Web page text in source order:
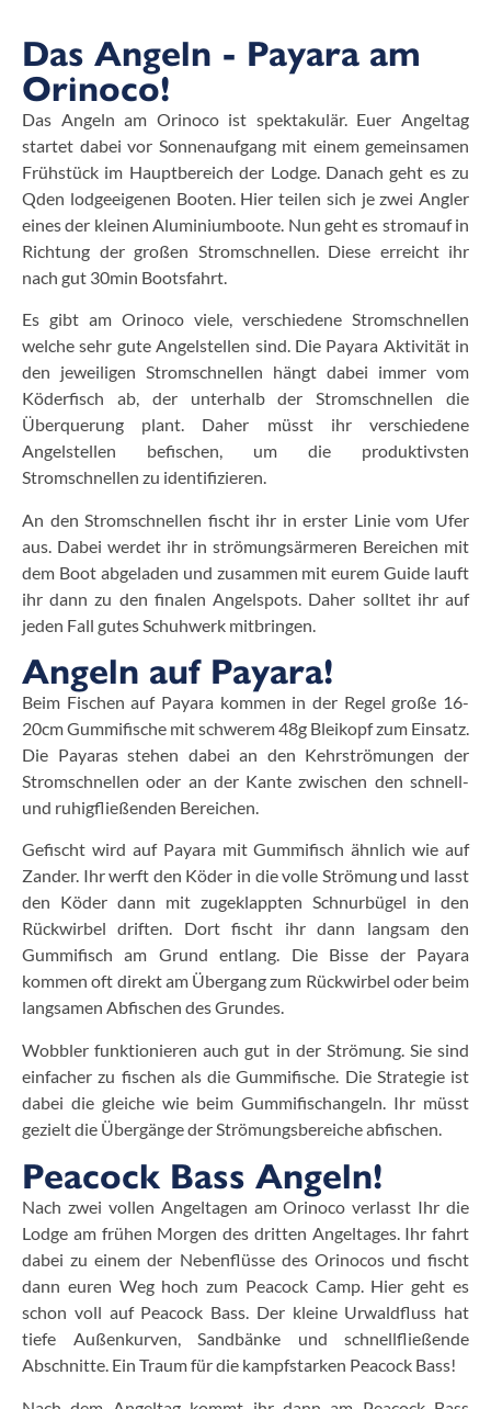
Das Angeln - Payara am
Orinoco!
Das Angeln am Orinoco ist spektakulär. Euer Angeltag
startet dabei vor Sonnenaufgang mit einem gemeinsamen
Frühstück im Hauptbereich der Lodge. Danach geht es zu
Qden lodgeeigenen Booten. Hier teilen sich je zwei Angler
eines der kleinen Aluminiumboote. Nun geht es stromauf in
Richtung der großen Stromschnellen. Diese erreicht ihr
nach gut 30min Bootsfahrt.
Es gibt am Orinoco viele, verschiedene Stromschnellen
welche sehr gute Angelstellen sind. Die Payara Aktivität in
den jeweiligen Stromschnellen hängt dabei immer vom
Köderfisch ab, der unterhalb der Stromschnellen die
Überquerung plant. Daher müsst ihr verschiedene
Angelstellen befischen, um die produktivsten
Stromschnellen zu identifizieren.
An den Stromschnellen fischt ihr in erster Linie vom Ufer
aus. Dabei werdet ihr in strömungsärmeren Bereichen mit
dem Boot abgeladen und zusammen mit eurem Guide lauft
ihr dann zu den finalen Angelspots. Daher solltet ihr auf
jeden Fall gutes Schuhwerk mitbringen.
Angeln auf Payara!
Beim Fischen auf Payara kommen in der Regel große 16-
20cm Gummifische mit schwerem 48g Bleikopf zum Einsatz.
Die Payaras stehen dabei an den Kehrströmungen der
Stromschnellen oder an der Kante zwischen den schnell-
und ruhigfließenden Bereichen.
Gefischt wird auf Payara mit Gummifisch ähnlich wie auf
Zander. Ihr werft den Köder in die volle Strömung und lasst
den Köder dann mit zugeklappten Schnurbügel in den
Rückwirbel driften. Dort fischt ihr dann langsam den
Gummifisch am Grund entlang. Die Bisse der Payara
kommen oft direkt am Übergang zum Rückwirbel oder beim
langsamen Abfischen des Grundes.
Wobbler funktionieren auch gut in der Strömung. Sie sind
einfacher zu fischen als die Gummifische. Die Strategie ist
dabei die gleiche wie beim Gummifischangeln. Ihr müsst
gezielt die Übergänge der Strömungsbereiche abfischen.
Peacock Bass Angeln!
Nach zwei vollen Angeltagen am Orinoco verlasst Ihr die
Lodge am frühen Morgen des dritten Angeltages. Ihr fahrt
dabei zu einem der Nebenflüsse des Orinocos und fischt
dann euren Weg hoch zum Peacock Camp. Hier geht es
schon voll auf Peacock Bass. Der kleine Urwaldfluss hat
tiefe Außenkurven, Sandbänke und schnellfließende
Abschnitte. Ein Traum für die kampfstarken Peacock Bass!